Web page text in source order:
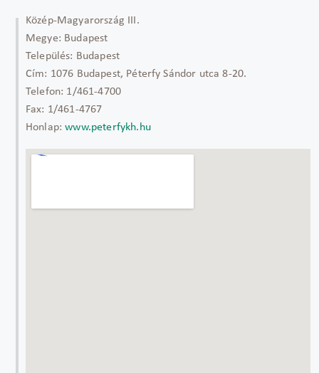
Közép-Magyarország III.
Megye: Budapest
Település: Budapest
Cím: 1076 Budapest, Péterfy Sándor utca 8-20.
Telefon: 1/461-4700
Fax: 1/461-4767
Honlap:www.peterfykh.hu